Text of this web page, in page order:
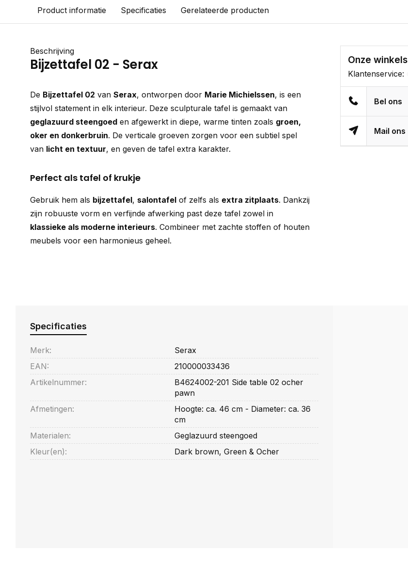
Product informatie Specificaties Gerelateerde producten
Beschrijving
Bijzettafel 02 - Serax
De Bijzettafel 02 van Serax, ontworpen door Marie Michielssen, is een
stijlvol statement in elk interieur. Deze sculpturale tafel is gemaakt van
geglazuurd steengoed en afgewerkt in diepe, warme tinten zoals groen,
oker en donkerbruin. De verticale groeven zorgen voor een subtiel spel
van licht en textuur, en geven de tafel extra karakter.
Perfect als tafel of krukje
Gebruik hem als bijzettafel, salontafel of zelfs als extra zitplaats. Dankzij
zijn robuuste vorm en verfijnde afwerking past deze tafel zowel in
klassieke als moderne interieurs. Combineer met zachte stoffen of houten
meubels voor een harmonieus geheel.
Onze winkels
Klantenservice:
Bel ons
Mail ons
Specificaties
Merk:
Serax
EAN:
210000033436
Artikelnummer:
B4624002-201 Side table 02 ocher
pawn
Afmetingen:
Hoogte: ca. 46 cm - Diameter: ca. 36
cm
Materialen:
Geglazuurd steengoed
Kleur(en):
Dark brown, Green & Ocher